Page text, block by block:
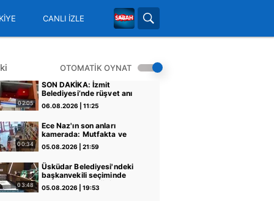
CANLI İZLE
OTOMATİK OYNAT
02:05
SON DAKİKA: İzmit
Belediyesi’nde rüşvet anı
kamerada: "Şu araya
sıkıştırdım… Üstüne de
Video
06.08.2026 | 11:25
00:34
Ece Naz'ın son anları
kamerada: Mutfakta ve
tencerede dikkat çeken
saç telleri
05.08.2026 | 21:59
03:48
Üsküdar Belediyesi'ndeki
başkanvekili seçiminde
skandal! "G" harfini "6"
sayıp AK Parti'nin oyunu
05.08.2026 | 19:53